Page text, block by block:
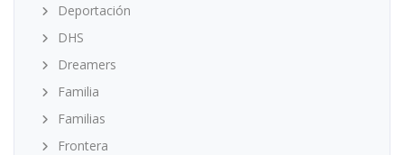
Deportación
DHS
Dreamers
Familia
Familias
Frontera